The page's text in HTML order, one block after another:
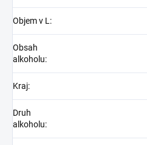
Objem v L:
Obsah
alkoholu:
Kraj:
Druh
alkoholu: